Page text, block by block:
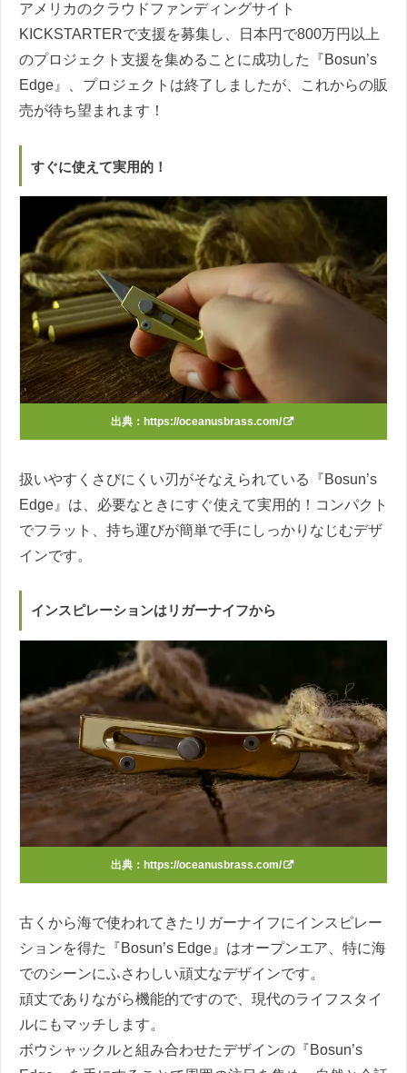
アメリカのクラウドファンディングサイト
KICKSTARTERで支援を募集し、日本円で800万円以上
のプロジェクト支援を集めることに成功した『Bosun’s
Edge』、プロジェクトは終了しましたが、これからの販
売が待ち望まれます！
すぐに使えて実用的！
出典： https://oceanusbrass.com/
扱いやすくさびにくい刃がそなえられている『Bosun’s
Edge』は、必要なときにすぐ使えて実用的！コンパクト
でフラット、持ち運びが簡単で手にしっかりなじむデザ
インです。
インスピレーションはリガーナイフから
出典： https://oceanusbrass.com/
古くから海で使われてきたリガーナイフにインスピレー
ションを得た『Bosun’s Edge』はオープンエア、特に海
でのシーンにふさわしい頑丈なデザインです。
頑丈でありながら機能的ですので、現代のライフスタイ
ルにもマッチします。
ボウシャックルと組み合わせたデザインの『Bosun’s